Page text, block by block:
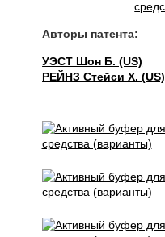
Авторы патента:
УЭСТ Шон Б. (US)
РЕЙНЗ Стейси Х. (US)